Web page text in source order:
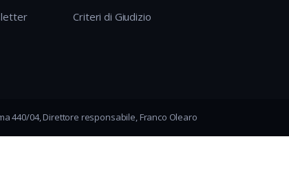
Criteri di Giudizio
440/04, Direttore responsabile, Franco Olearo